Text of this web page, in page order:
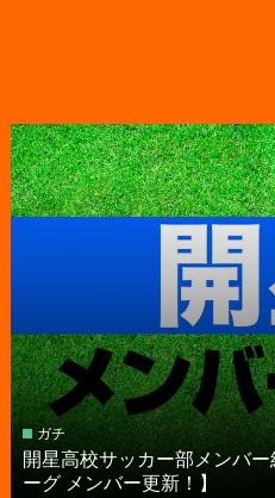
ガチ
開星高校サッカー部メンバ
ーグ メンバー更新！】